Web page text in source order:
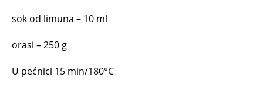
sok od limuna – 10 ml
orasi – 250 g
U pećnici 15 min/180°C